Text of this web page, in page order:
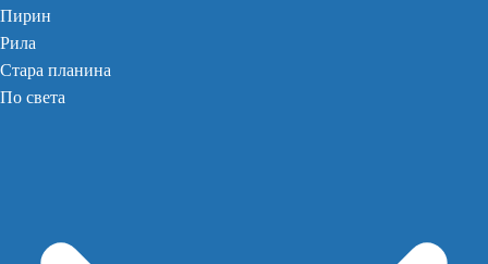
Пирин
Рила
Стара планина
По света